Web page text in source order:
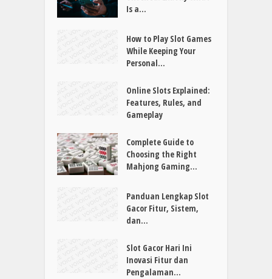
Is a...
How to Play Slot Games
While Keeping Your
Personal...
Online Slots Explained:
Features, Rules, and
Gameplay
Complete Guide to
Choosing the Right
Mahjong Gaming...
Panduan Lengkap Slot
Gacor Fitur, Sistem,
dan...
Slot Gacor Hari Ini
Inovasi Fitur dan
Pengalaman...